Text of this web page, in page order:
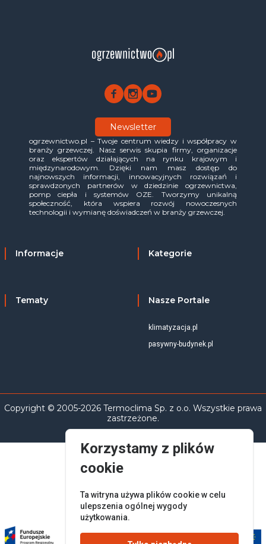
Newsletter
ogrzewnictwo.pl – Twoje centrum wiedzy i współpracy w
branży grzewczej. Nasz serwis skupia firmy, organizacje
oraz ekspertów działających na rynku krajowym i
międzynarodowym. Dzięki nam masz dostęp do
najnowszych informacji, innowacyjnych rozwiązań i
sprawdzonych partnerów w dziedzinie ogrzewnictwa,
pomp ciepła i systemów OZE. Tworzymy unikalną
społeczność, która wspiera rozwój nowoczesnych
technologii i wymianę doświadczeń w branży grzewczej.
Informacje Kategorie
Tematy Nasze Portale
klimatyzacja.pl
pasywny-budynek.pl
Copyright © 2005-2026 Termoclima Sp. z o.o. Wszystkie prawa
zastrzeżone.
Korzystamy z plików
cookie
Ta witryna używa plików cookie w celu
ulepszenia ogólnej wygody
użytkowania.